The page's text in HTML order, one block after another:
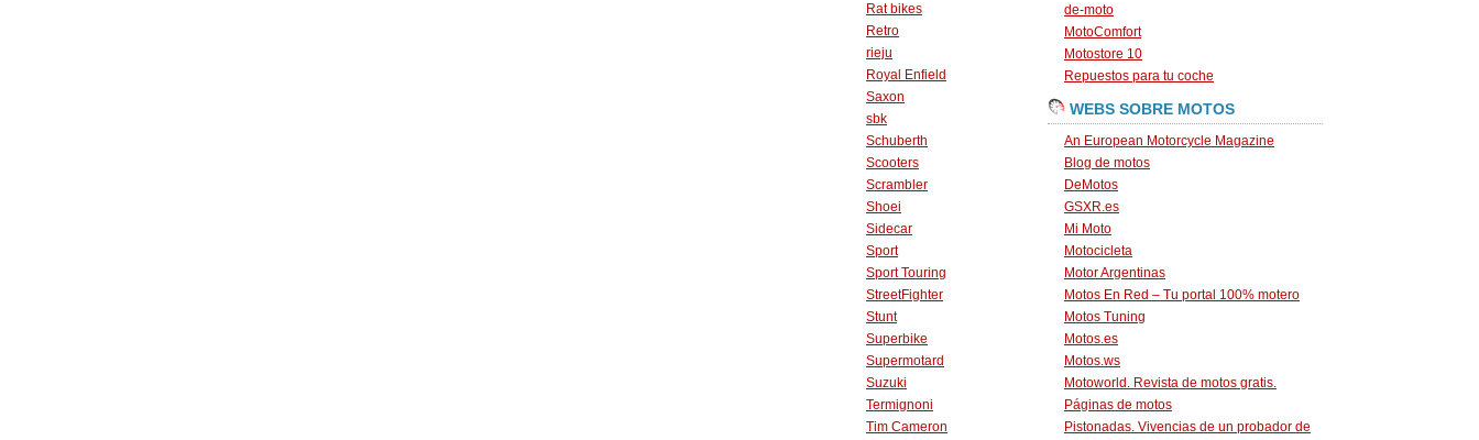
Rat bikes
Retro
rieju
Royal Enfield
Saxon
sbk
Schuberth
Scooters
Scrambler
Shoei
Sidecar
Sport
Sport Touring
StreetFighter
Stunt
Superbike
Supermotard
Suzuki
Termignoni
Tim Cameron
de-moto
MotoComfort
Motostore 10
Repuestos para tu coche
WEBS SOBRE MOTOS
An European Motorcycle Magazine
Blog de motos
DeMotos
GSXR.es
Mi Moto
Motocicleta
Motor Argentinas
Motos En Red – Tu portal 100% motero
Motos Tuning
Motos.es
Motos.ws
Motoworld. Revista de motos gratis.
Páginas de motos
Pistonadas. Vivencias de un probador de